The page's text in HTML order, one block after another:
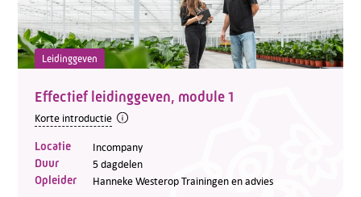
Leidinggeven
Effectief leidinggeven, module 1
Korte introductie
Locatie Incompany
Duur 5 dagdelen
Opleider Hanneke Westerop Trainingen en advies